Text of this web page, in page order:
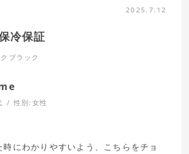
2025.7.12
冷保証
ブラック
性別: 女性
にわかりやすいよう、こちらをチョ